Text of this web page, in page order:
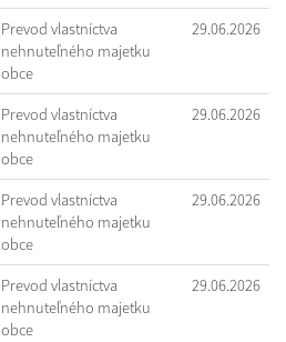
Prevod vlastníctva
nehnuteľného majetku
obce
29.06.2026
Prevod vlastníctva
nehnuteľného majetku
obce
29.06.2026
Prevod vlastníctva
nehnuteľného majetku
obce
29.06.2026
Prevod vlastníctva
nehnuteľného majetku
obce
29.06.2026